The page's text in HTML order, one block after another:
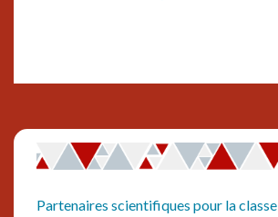
Partenaires scientifiques pour la classe